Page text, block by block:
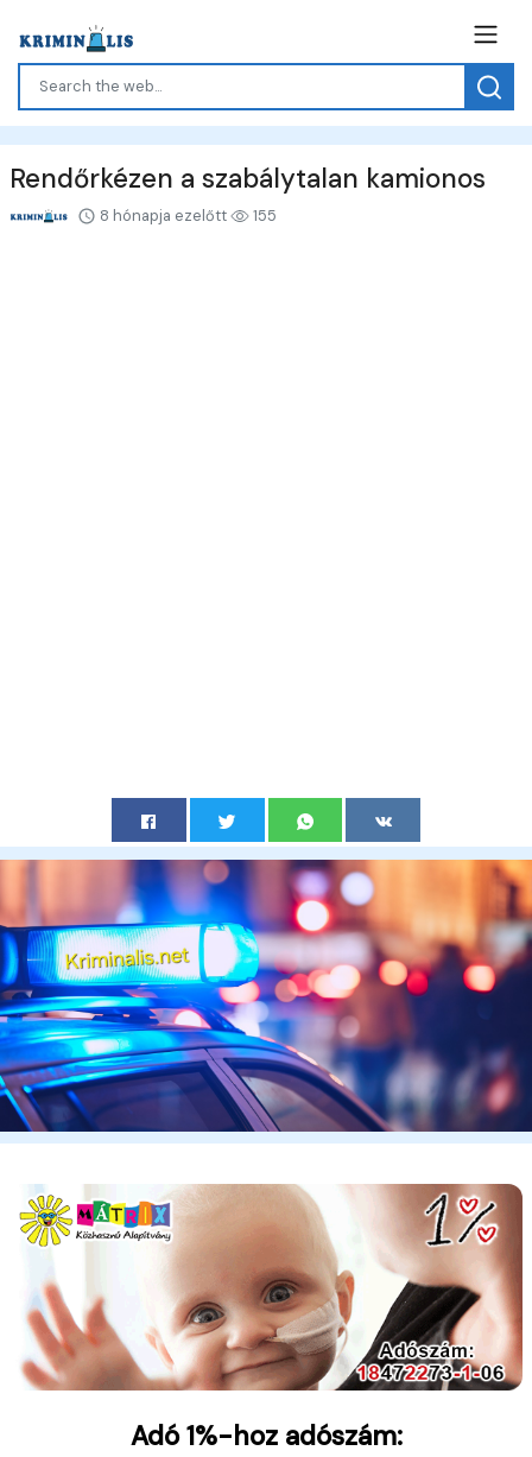
Rendőrkézen a szabálytalan kamionos
8 hónapja ezelőtt 155
Adó 1%-hoz adószám: